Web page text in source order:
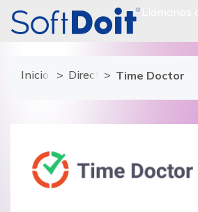
Inicio Directorio de proveedores
Time Doctor